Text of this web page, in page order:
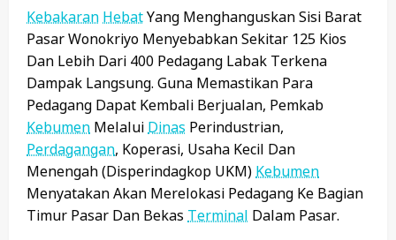
Kebakaran HebatYang Menghanguskan Sisi Barat
Pasar Wonokriyo Menyebabkan Sekitar 125 Kios
Dan Lebih Dari 400 Pedagang Labak Terkena
Dampak Langsung. Guna Memastikan Para
Pedagang Dapat Kembali Berjualan, Pemkab
Kebumen Melalui Dinas Perindustrian,
Perdagangan, Koperasi, Usaha Kecil Dan
Menengah (Disperindagkop UKM) Kebumen
Menyatakan Akan Merelokasi Pedagang Ke Bagian
Timur Pasar Dan Bekas Terminal Dalam Pasar.